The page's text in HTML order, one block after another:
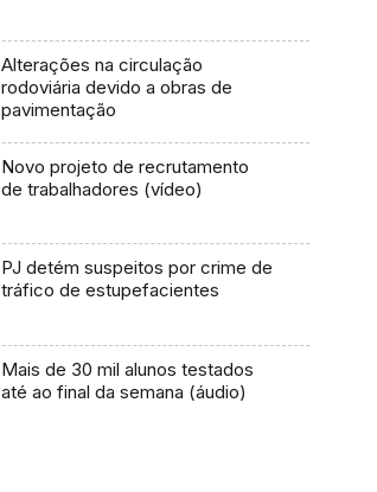
Alterações na circulação
rodoviária devido a obras de
pavimentação
Novo projeto de recrutamento
de trabalhadores (vídeo)
PJ detém suspeitos por crime de
tráfico de estupefacientes
Mais de 30 mil alunos testados
até ao final da semana (áudio)